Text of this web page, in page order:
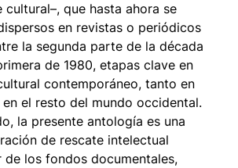
cultural–, que hasta ahora se
en revistas o periódicos
la segunda parte de la década
de 1980, etapas clave en
contemporáneo, tanto en
en el resto del mundo occidental.
la presente antología es una
de rescate intelectual
de los fondos documentales,